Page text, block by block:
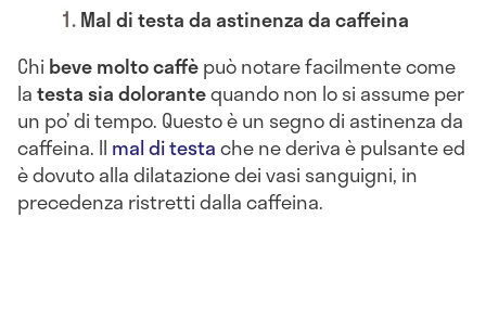
Mal di testa da astinenza da caffeina
Chi beve molto caffèpuò notare facilmente come
latesta sia dolorantequando non lo si assume per
un po’ di tempo. Questo è un segno di astinenza da
caffeina. Il mal di testache ne deriva è pulsante ed
è dovuto alla dilatazione dei vasi sanguigni, in
precedenza ristretti dalla caffeina.